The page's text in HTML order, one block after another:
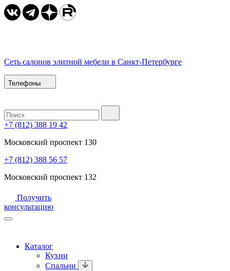
Сеть салонов элитной мебели в Санкт-Петербурге
Телефоны
+7 (812) 388 19 42
Московский проспект 130
+7 (812) 388 56 57
Московский проспект 132
Получить
консультацию
Каталог
Кухни
Спальни